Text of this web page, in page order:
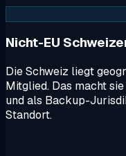
Nicht-EU
Die Schweiz liegt
Mitglied. Das macht
und als Backup-
Standort.